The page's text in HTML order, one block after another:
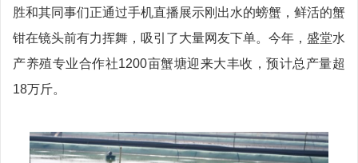
胜和其同事们正通过手机直播展示刚出水的螃蟹，鲜活的蟹
钳在镜头前有力挥舞，吸引了大量网友下单。今年，盛堂水
产养殖专业合作社1200亩蟹塘迎来大丰收，预计总产量超
18万斤。